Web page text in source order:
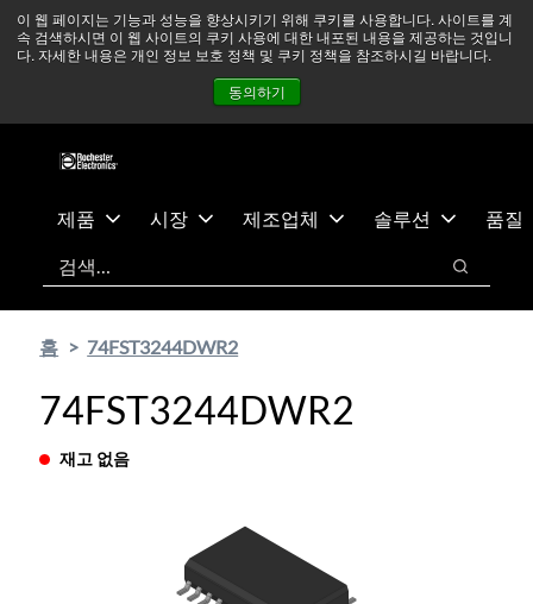
이 웹 페이지는 기능과 성능을 향상시키기 위해 쿠키를 사용합니다. 사이트를 계
속 검색하시면 이 웹 사이트의 쿠키 사용에 대한 내포된 내용을 제공하는 것입니
다. 자세한 내용은 개인 정보 보호 정책 및 쿠키 정책을 참조하시길 바랍니다.
동의하기
츠
건
중동 지역 상황을 지속적으로 주시하고 있으며, 모든 서비스는
정상적으로 운영되고 있습니다. 더 읽어보기 →
뉴스
문의하기
제품 시장 제조업체 솔루션
품질
검색
검색
홈 74FST3244DWR2
74FST3244DWR2
재고 없음